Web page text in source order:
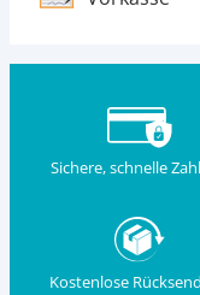
Sichere, schnelle
Kostenlose